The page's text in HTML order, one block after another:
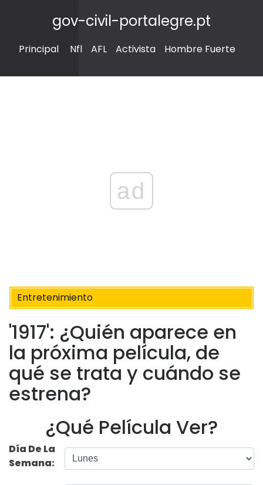
gov-civil-portalegre.pt
Principal Nfl AFL Activista Hombre Fuerte
ad
Entretenimiento
'1917': ¿Quién aparece en
la próxima película, de
qué se trata y cuándo se
estrena?
¿Qué Película Ver?
Día De La
Semana: